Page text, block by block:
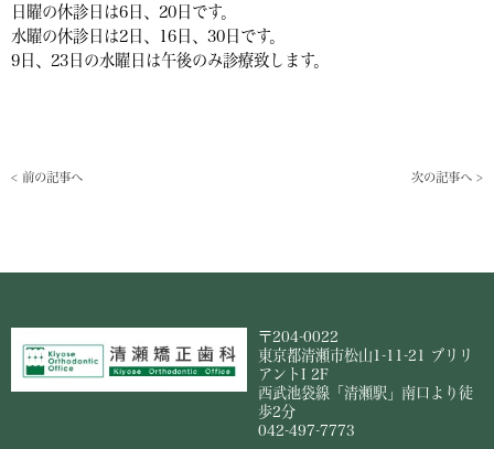
日曜の休診日は6日、20日です。
水曜の休診日は2日、16 日、30日です。
9日、23日の水曜日は午後のみ診療致します。
< 前の記事へ 次の記事へ >
〒204-0022
東京都清瀬市松山1-11-21 ブリリ
アントI 2F
西武池袋線「清瀬駅」南口より徒
歩2分
042-497-7773